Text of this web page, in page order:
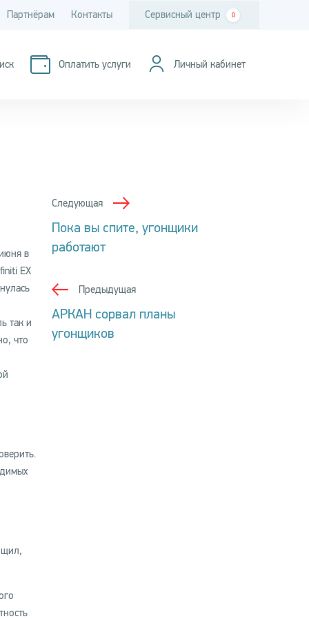
Партнёрам Контакты Сервисный центр 0
Оплатить услуги Личный кабинет
в
EX
так и
что
Следующая
Пока вы спите, угонщики
работают
Предыдущая
АРКАН сорвал планы
угонщиков